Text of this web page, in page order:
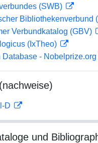
(SWB)
Bibliothekenverbund
Verbundkatalog (GBV)
(IxTheo)
Database - Nobelprize.org
D
und